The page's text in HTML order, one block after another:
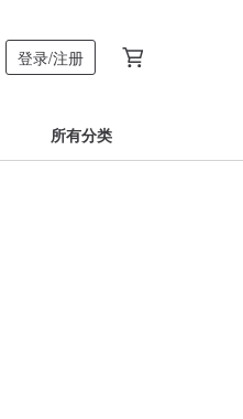
登录/注册
所有分类